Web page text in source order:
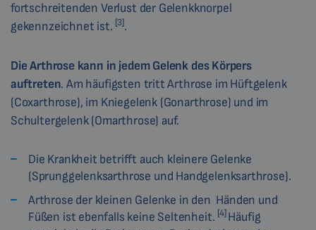
fortschreitenden Verlust der Gelenkknorpel
gekennzeichnet ist. [3].
Die Arthrose kann in jedem Gelenk des Körpers
auftreten. Am häufigsten tritt Arthrose im Hüftgelenk
(Coxarthrose), im Kniegelenk (Gonarthrose) und im
Schultergelenk (Omarthrose) auf.
Die Krankheit betrifft auch kleinere Gelenke
(Sprunggelenksarthrose und Handgelenksarthrose).
Arthrose der kleinen Gelenke in den Händen und
Füßen ist ebenfalls keine Seltenheit. [4]Häufig